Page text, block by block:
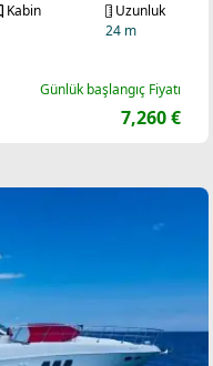
Günlük başlangıç Fiyatı
7,260 €
Kabin
Uzunluk
24 m